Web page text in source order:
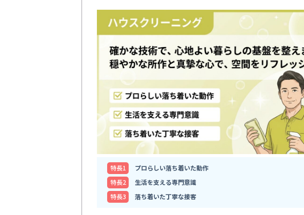
特⻑1
プロらしい落ち着いた動作
特⻑2
生活を支える専門意識
特⻑3
落ち着いた丁寧な接客